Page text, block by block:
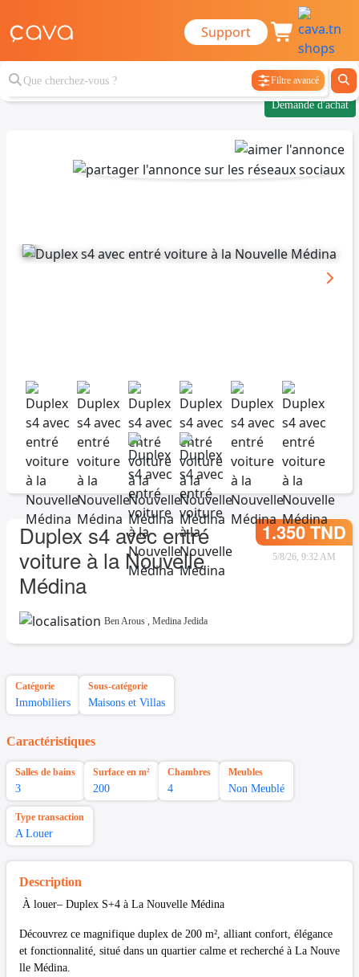
Support
Filtre avancé
Demande d'achat
Duplex s4 avec entré
voiture à la Nouvelle
Médina
1.350 TND
5/8/26, 9:32 AM
Ben Arous , Medina Jedida
Catégorie
Immobiliers
Sous-catégorie
Maisons et Villas
Caractéristiques
Salles de bains
3
Surface en m²
200
Chambres
4
Meubles
Non Meublé
Type transaction
A Louer
Description
À louer– Duplex S+4 à La Nouvelle Médina
Découvrez ce magnifique duplex de 200 m², alliant confort, élégance
et fonctionnalité, situé dans un quartier calme et recherché à La Nouve
lle Médina.